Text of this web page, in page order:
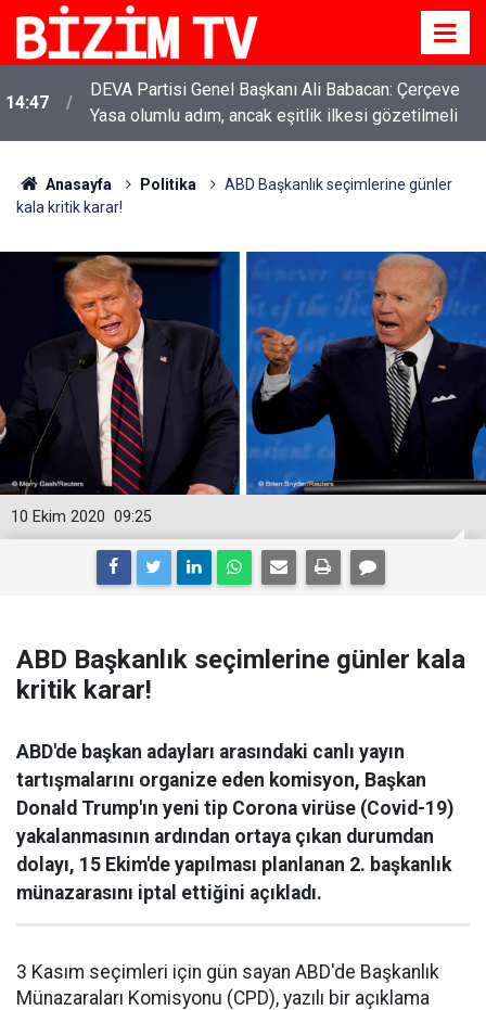
14:47
DEVA Partisi Genel Başkanı Ali Babacan: Çerçeve
Yasa olumlu adım, ancak eşitlik ilkesi gözetilmeli
Anasayfa Politika
ABD Başkanlık seçimlerine günler
kala kritik karar!
09:25
10 Ekim 2020
ABD Başkanlık seçimlerine günler kala
kritik karar!
ABD'de başkan adayları arasındaki canlı yayın
tartışmalarını organize eden komisyon, Başkan
Donald Trump'ın yeni tip Corona virüse (Covid-19)
yakalanmasının ardından ortaya çıkan durumdan
dolayı, 15 Ekim'de yapılması planlanan 2. başkanlık
münazarasını iptal ettiğini açıkladı.
3 Kasım seçimleri için gün sayan ABD'de Başkanlık
Münazaraları Komisyonu (CPD), yazılı bir açıklama